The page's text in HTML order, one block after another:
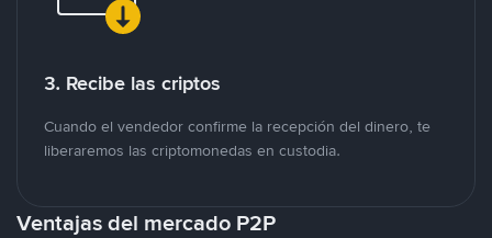
3. Recibe las criptos
Cuando el vendedor confirme la recepción del dinero, te
liberaremos las criptomonedas en custodia.
Ventajas del mercado P2P